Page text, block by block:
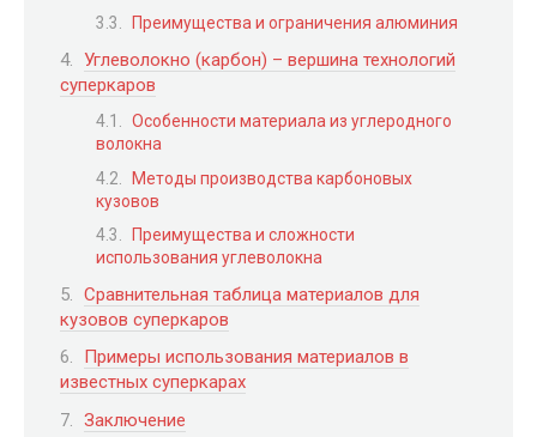
Преимущества и ограничения алюминия
Углеволокно (карбон) – вершина технологий
суперкаров
Особенности материала из углеродного
волокна
Методы производства карбоновых
кузовов
Преимущества и сложности
использования углеволокна
Сравнительная таблица материалов для
кузовов суперкаров
Примеры использования материалов в
известных суперкарах
Заключение